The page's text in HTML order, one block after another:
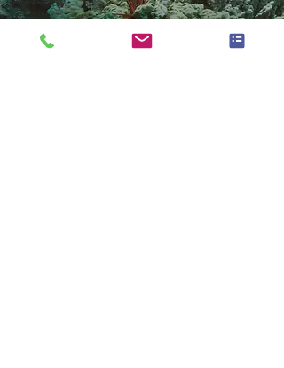
外国人雇用現状